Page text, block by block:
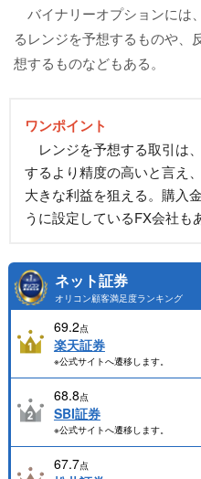
バイナリーオプションには
るレンジを予想するものや、
想するものなどもある。
ワンポイント
レンジを予想する取引は
するより精度の高いと言え
大きな利益を狙える。購入
うに設定しているFX会社も
ネット証券
オリコン顧客満足度ランキング
69.2点
楽天証券
※公式サイトへ遷移します。
68.8点
SBI証券
※公式サイトへ遷移します。
67.7点